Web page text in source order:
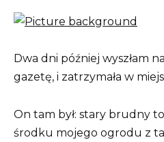
Dwa dni później wyszłam
gazetę, i zatrzymała w
On tam był: stary brudny
środku mojego ogrodu z